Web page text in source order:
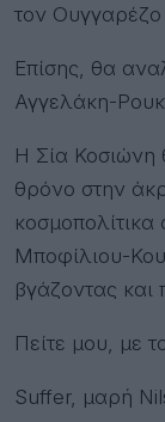
τον Ουγγαρέζο
Επίσης, θα
Αγγελάκη-
Η Σία Κοσιώνη
θρόνο στην
Μποφίλιου-
βγάζοντας και
Πείτε μου, με
Suffer, μαρή